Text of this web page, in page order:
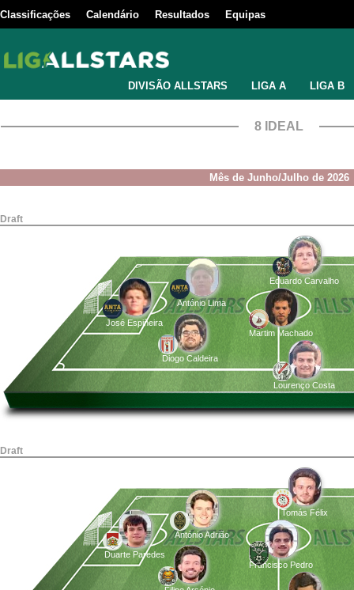
Classificações Calendário Resultados Equipas
DIVISÃO ALLSTARS LIGA A LIGA B
8 IDEAL
Mês de Junho/Julho de 2026
Draft
José Espiñeira
António Lima
Diogo Caldeira
Eduardo Carvalho
Martim Machado
Lourenço Costa
Draft
Duarte Paredes
António Adrião
Tomás Félix
Francisco Pedro